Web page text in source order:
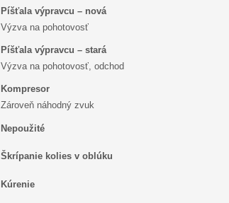
Píšťala výpravcu – nová
Výzva na pohotovosť
Píšťala výpravcu – stará
Výzva na pohotovosť, odchod
Kompresor
Zároveň náhodný zvuk
Nepoužité
Škrípanie kolies v oblúku
Kúrenie